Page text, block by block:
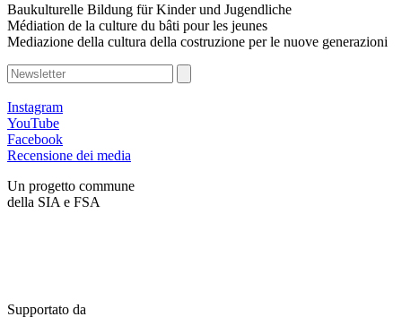
Baukulturelle Bildung für Kinder und Jugendliche
Médiation de la culture du bâti pour les jeunes
Mediazione della cultura della costruzione per le nuove generazioni
Instagram
YouTube
Facebook
Recensione dei media
Un progetto commune
della SIA e FSA
Supportato da